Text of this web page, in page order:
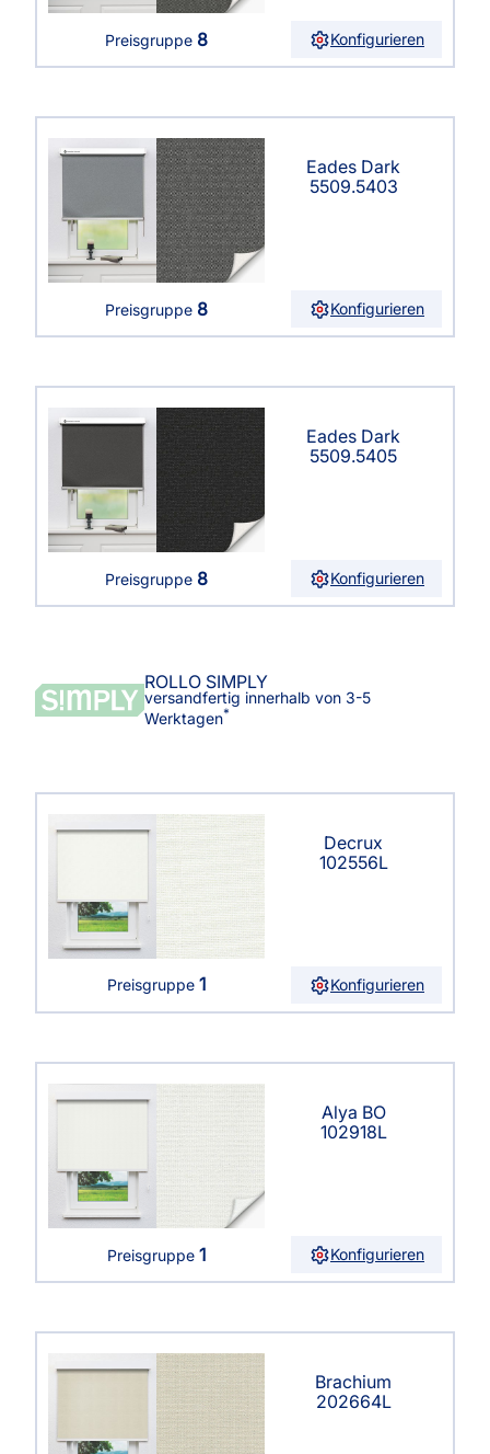
Preisgruppe 8 Konfigurieren
Eades Dark
5509.5403
Preisgruppe 8 Konfigurieren
Eades Dark
5509.5405
Preisgruppe 8 Konfigurieren
ROLLO SIMPLY
versandfertig innerhalb von 3-5
Werktagen*
Decrux
102556L
Preisgruppe 1 Konfigurieren
Alya BO
102918L
Preisgruppe 1 Konfigurieren
Brachium
202664L